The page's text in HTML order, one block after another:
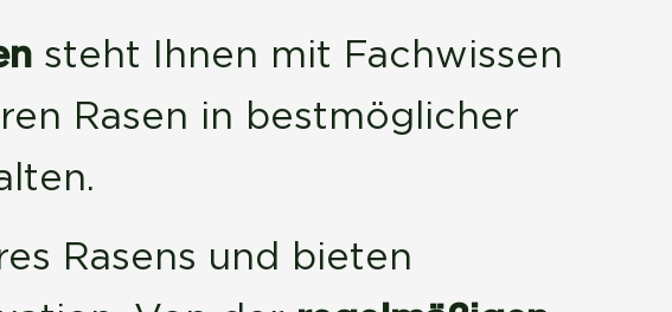
steht Ihnen mit Fachwissen
Rasen in bestmöglicher
Rasens und bieten